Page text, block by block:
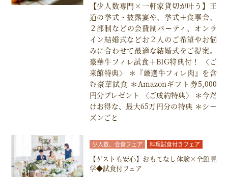
【少人数専門×一軒家貸切が叶う】王
道の挙式・披露宴や、挙式＋食事会、
２部制などの会費制パーティ、オンラ
イン結婚式などお２人のご希望やお悩
みに合わせて最適な結婚式をご提案。
豪華牛フィレ試食＋BIG特典付！ 〈ご
来館特典〉 ＊『厳選牛フィレ肉』を含
む豪華試食 ＊Amazonギフト券5,000
円分プレゼント 〈ご成約特典〉 ＊今だ
けお得な、最大65万円分の特典 ＊シー
ズンごと
少人数、会食フェア 料理試食付きフェア
【ゲストも安心】おもてなし体験×全館見
学◆試食付フェア